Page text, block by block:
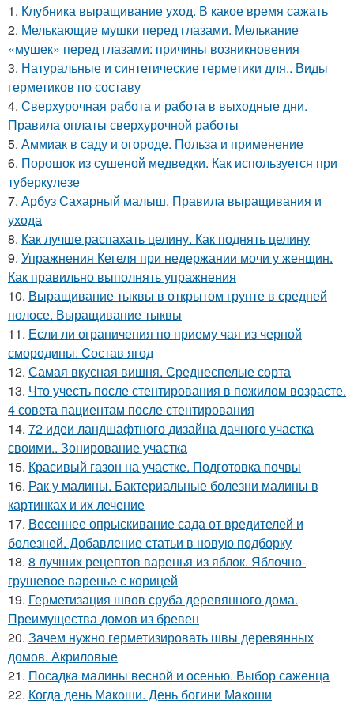
1. Клубника выращивание уход. В какое время сажать
2. Мелькающие мушки перед глазами. Мелькание
«мушек» перед глазами: причины возникновения
3. Натуральные и синтетические герметики для.. Виды
герметиков по составу
4. Сверхурочная работа и работа в выходные дни.
Правила оплаты сверхурочной работы
5. Аммиак в саду и огороде. Польза и применение
6. Порошок из сушеной медведки. Как используется при
туберкулезе
7. Арбуз Сахарный малыш. Правила выращивания и
ухода
8. Как лучше распахать целину. Как поднять целину
9. Упражнения Кегеля при недержании мочи у женщин.
Как правильно выполнять упражнения
10. Выращивание тыквы в открытом грунте в средней
полосе. Выращивание тыквы
11. Если ли ограничения по приему чая из черной
смородины. Состав ягод
12. Самая вкусная вишня. Среднеспелые сорта
13. Что учесть после стентирования в пожилом возрасте.
4 совета пациентам после стентирования
14. 72 идеи ландшафтного дизайна дачного участка
своими.. Зонирование участка
15. Красивый газон на участке. Подготовка почвы
16. Рак у малины. Бактериальные болезни малины в
картинках и их лечение
17. Весеннее опрыскивание сада от вредителей и
болезней. Добавление статьи в новую подборку
18. 8 лучших рецептов варенья из яблок. Яблочно-
грушевое варенье с корицей
19. Герметизация швов сруба деревянного дома.
Преимущества домов из бревен
20. Зачем нужно герметизировать швы деревянных
домов. Акриловые
21. Посадка малины весной и осенью. Выбор саженца
22. Когда день Макоши. День богини Макоши